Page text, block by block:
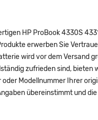
HP ProBook 4330S
erwerben Sie
wird vor dem Versand
zufrieden sind, bieten
Modellnummer Ihrer
übereinstimmt und